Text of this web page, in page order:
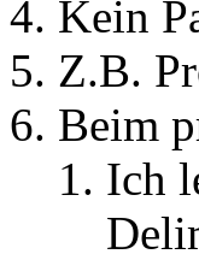
Kein
Z.B.
Beim
Ich